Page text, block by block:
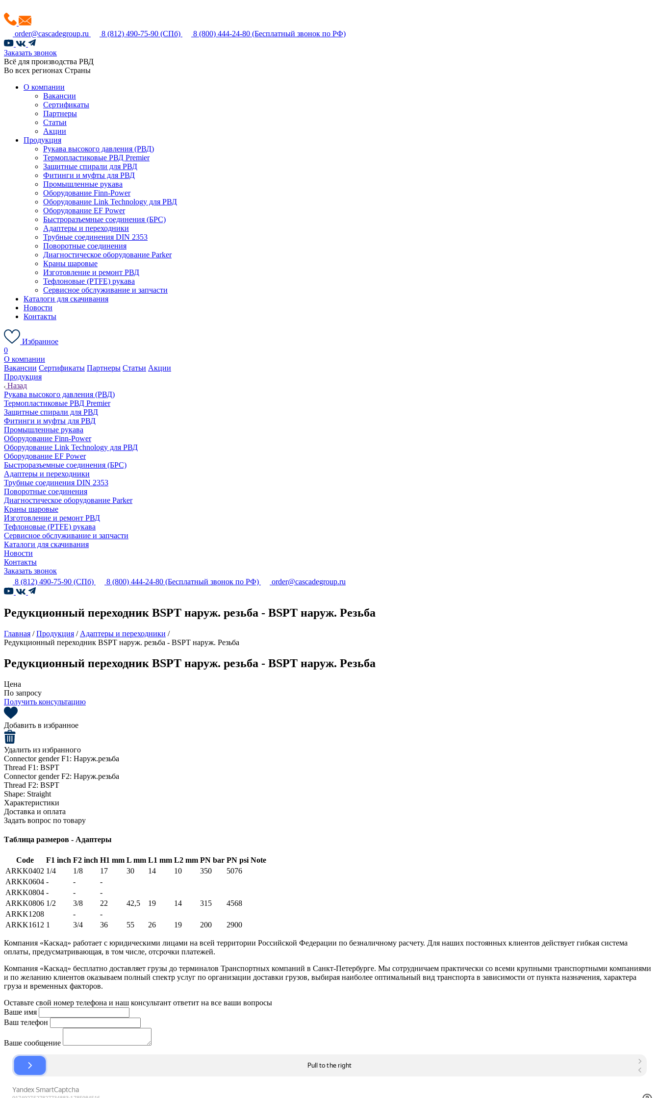
order@cascadegroup.ru 8 (812) 490-75-90 (СПб) 8 (800) 444-24-80 (Бесплатный звонок по РФ)
Заказать звонок
Всё для производства РВД
Во всех регионах Страны
О компании
Вакансии
Сертификаты
Партнеры
Статьи
Акции
Продукция
Рукава высокого давления (РВД)
Термопластиковые РВД Premier
Защитные спирали для РВД
Фитинги и муфты для РВД
Промышленные рукава
Оборудование Finn-Power
Оборудование Link Technology для РВД
Оборудование EF Power
Быстроразъемные соединения (БРС)
Адаптеры и переходники
Трубные соединения DIN 2353
Поворотные соединения
Диагностическое оборудование Parker
Краны шаровые
Изготовление и ремонт РВД
Тефлоновые (PTFE) рукава
Сервисное обслуживание и запчасти
Каталоги для скачивания
Новости
Контакты
Избранное
0
О компании
Вакансии Сертификаты Партнеры Статьи Акции
Продукция
Назад
Рукава высокого давления (РВД)
Термопластиковые РВД Premier
Защитные спирали для РВД
Фитинги и муфты для РВД
Промышленные рукава
Оборудование Finn-Power
Оборудование Link Technology для РВД
Оборудование EF Power
Быстроразъемные соединения (БРС)
Адаптеры и переходники
Трубные соединения DIN 2353
Поворотные соединения
Диагностическое оборудование Parker
Краны шаровые
Изготовление и ремонт РВД
Тефлоновые (PTFE) рукава
Сервисное обслуживание и запчасти
Каталоги для скачивания
Новости
Контакты
Заказать звонок
8 (812) 490-75-90 (СПб) 8 (800) 444-24-80 (Бесплатный звонок по РФ) order@cascadegroup.ru
Редукционный переходник BSPT наруж. резьба - BSPT наруж. Резьба
Главная /Продукция / Адаптеры и переходники /
Редукционный переходник BSPT наруж. резьба - BSPT наруж. Резьба
Редукционный переходник BSPT наруж. резьба - BSPT наруж. Резьба
Цена
По запросу
Получить консультацию
Добавить в избранное
Удалить из избранного
Connector gender F1: Наруж.резьба
Thread F1: BSPT
Connector gender F2: Наруж.резьба
Thread F2: BSPT
Shape: Straight
Характеристики
Доставка и оплата
Задать вопрос по товару
Таблица размеров - Адаптеры
Code F1 inch F2 inch H1 mm L mm L1 mm L2 mm PN bar PN psi Note
ARKK0402 1/4 1/8 17 30 14 10 350
5076
ARKK0604 - -
-
ARKK0804 - -
-
ARKK0806 1/2 3/8 22 42,5 19 14 315
4568
ARKK1208
-
-
ARKK1612 1 3/4 36 55 26 19 200 2900
Компания «Каскад» работает с юридическими лицами на всей территории Российской Федерации по безналичному расчету. Для наших постоянных клиентов действует гибкая система
оплаты, предусматривающая, в том числе, отсрочки платежей.
Компания «Каскад» бесплатно доставляет грузы до терминалов Транспортных компаний в Санкт-Петербурге. Мы сотрудничаем практически со всеми крупными транспортными компаниями
и по желанию клиентов оказываем полный спектр услуг по организации доставки грузов, выбирая наиболее оптимальный вид транспорта в зависимости от пункта назначения, характера
груза и временных факторов.
Оставьте свой номер телефона и наш консультант ответит на все ваши вопросы
Ваше имя
Ваш телефон
Ваше сообщение